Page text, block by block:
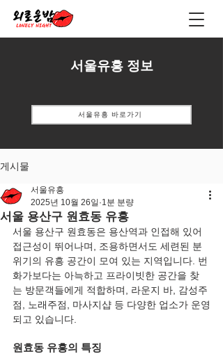
서울유흥 정보
서울유흥 바로가기
게시물
서울 용산구 원효동 유흥
서울유흥
2025년 10월 26일 1분 분량
서울 용산구 원효동은 용산역과 인접해 있어
접근성이 뛰어나며, 조용하면서도 세련된 분
위기의 유흥 공간이 모여 있는 지역입니다. 번
화가보다는 아늑하고 프라이빗한 공간을 찾
는 방문객들에게 적합하며, 라운지 바, 감성주
점, 노래주점, 마사지샵 등 다양한 업소가 운영
되고 있습니다.
원효동 유흥의 특징